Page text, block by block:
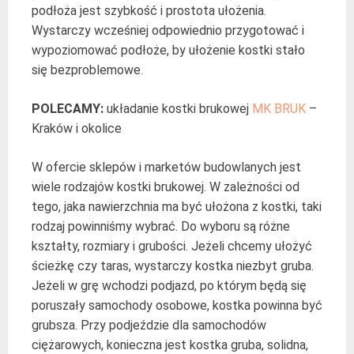
podłoża jest szybkość i prostota ułożenia.
Wystarczy wcześniej odpowiednio przygotować i
wypoziomować podłoże, by ułożenie kostki stało
się bezproblemowe.
POLECAMY: układanie kostki brukowej MK BRUK –
Kraków i okolice
W ofercie sklepów i marketów budowlanych jest
wiele rodzajów kostki brukowej. W zależności od
tego, jaka nawierzchnia ma być ułożona z kostki, taki
rodzaj powinniśmy wybrać. Do wyboru są różne
kształty, rozmiary i grubości. Jeżeli chcemy ułożyć
ścieżkę czy taras, wystarczy kostka niezbyt gruba.
Jeżeli w grę wchodzi podjazd, po którym będą się
poruszały samochody osobowe, kostka powinna być
grubsza. Przy podjeździe dla samochodów
ciężarowych, konieczna jest kostka gruba, solidna,